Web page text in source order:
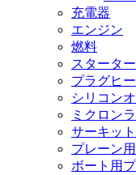
充電器
エンジン
燃料
スターター
プラグヒ
シリコン
ミクロン
サーキッ
プレーン
ボート用